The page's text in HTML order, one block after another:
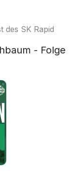
des SK Rapid
- Folge